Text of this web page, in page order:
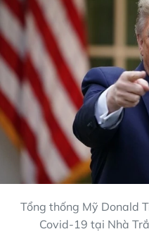
Tổng thống Mỹ Donald
Covid-19 tại Nhà